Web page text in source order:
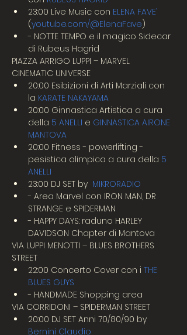
23:00 Live Music con ELENA FAVE’
(youtube.com/@ElenaFave)
- NOTTE TEMPO e il magico Sidecar
di Rubeus Hagrid
PIAZZA ARRIGO LUPPI – MARVEL
CINEMATIC UNIVERSE
20:00 Esibizioni di Arti Marziali con
la KARATE NAKAYAMA
20:00 Ginnastica Artistica a cura
della 5 ANELLI e GINNASTICA AIRONE
MANTOVA
20:00 Fitness - powerlifting -
pesistica olimpica a cura della 5
ANELLI
23:00 DJ SET by MIKRORADIO
- Area Marvel con IRON MAN, DR
STRANGE e SPIDERMAN
- HAPPY DAYS: raduno HARLEY
DAVIDSON Chapter di Mantova
VIA LUPPI MENOTTI – BLUES BROTHERS
STREET
22:00 Concerto Cover con i THE
BLUES GUYS
- HANDMADE Shopping area
VIA CORRIDONI – SPIDERMAN STREET
20:00 DJ SET Anni 70/80/90 by
Bernini Claudio